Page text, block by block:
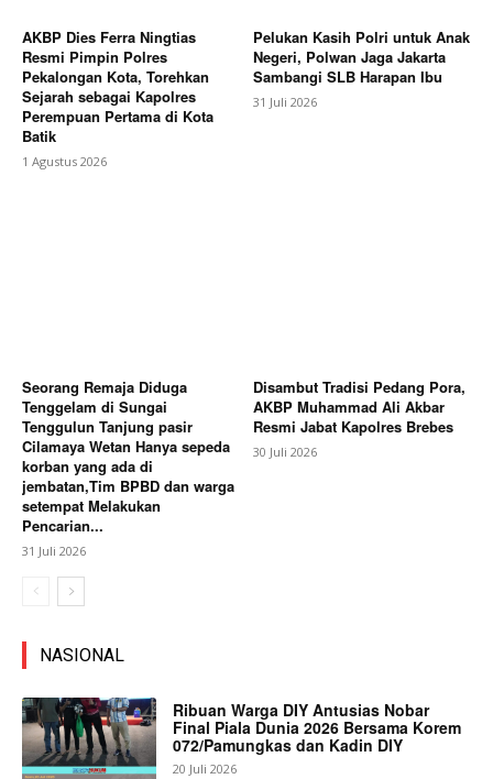
AKBP Dies Ferra Ningtias
Resmi Pimpin Polres
Pekalongan Kota, Torehkan
Sejarah sebagai Kapolres
Perempuan Pertama di Kota
Batik
1 Agustus 2026
Pelukan Kasih Polri untuk Anak
Negeri, Polwan Jaga Jakarta
Sambangi SLB Harapan Ibu
31 Juli 2026
Seorang Remaja Diduga
Tenggelam di Sungai
Tenggulun Tanjung pasir
Cilamaya Wetan Hanya sepeda
korban yang ada di
jembatan,Tim BPBD dan warga
setempat Melakukan
Pencarian...
31 Juli 2026
Disambut Tradisi Pedang Pora,
AKBP Muhammad Ali Akbar
Resmi Jabat Kapolres Brebes
30 Juli 2026
NASIONAL
Ribuan Warga DIY Antusias Nobar
Final Piala Dunia 2026 Bersama Korem
072/Pamungkas dan Kadin DIY
20 Juli 2026